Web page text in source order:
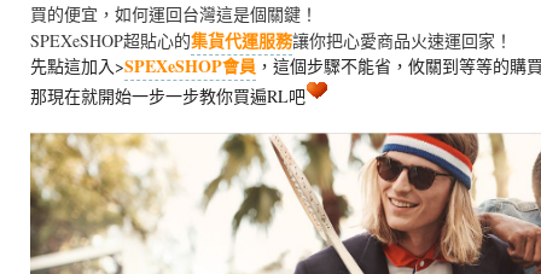
買的便宜，如何運回台灣這是個關鍵！
SPEXeSHOP超貼心的集貨代運服務讓你把心愛商品火速運回家！
先點這加入>SPEXeSHOP會員 ，這個步驟不能省，攸關到等等的購
那現在就開始一步一步教你買遍RL吧